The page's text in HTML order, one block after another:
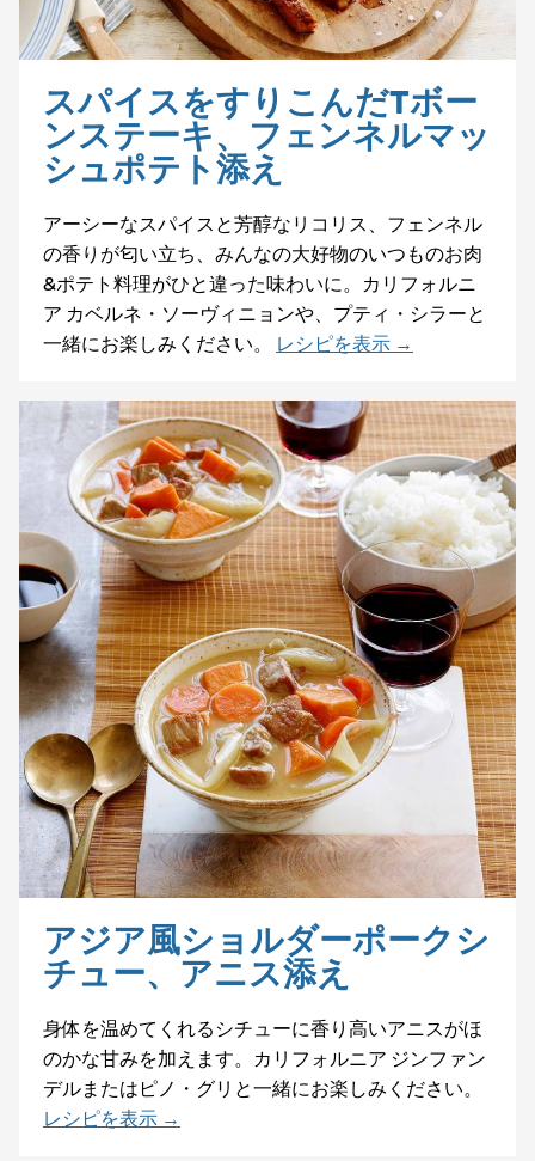
スパイスをすりこんだTボー
ンステーキ、フェンネルマッ
シュポテト添え
アーシーなスパイスと芳醇なリコリス、フェンネル
の香りが匂い立ち、みんなの大好物のいつものお肉
&ポテト料理がひと違った味わいに。カリフォルニ
ア カベルネ・ソーヴィニョンや、プティ・シラーと
一緒にお楽しみください。
レシピを表示 →
アジア風ショルダーポークシ
チュー、アニス添え
身体を温めてくれるシチューに香り高いアニスがほ
のかな甘みを加えます。カリフォルニア ジンファン
デルまたはピノ・グリと一緒にお楽しみください。
レシピを表示 →